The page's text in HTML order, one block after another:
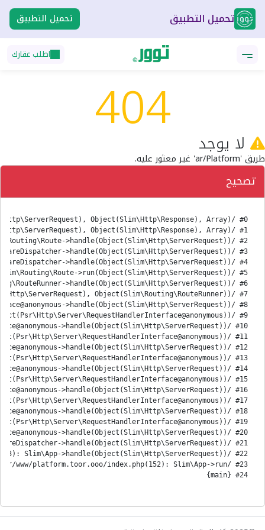
تحميل التطبيق تحميل التطبيق
اطلب عقارك
404 لا يوجد
طريق 'ar/Platform' غير معثور عليه.
تصحيح
#24 {main}